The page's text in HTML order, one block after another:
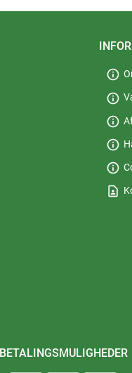
info
info
info
info
info
contact_page
BETALINGSMULIGHEDER